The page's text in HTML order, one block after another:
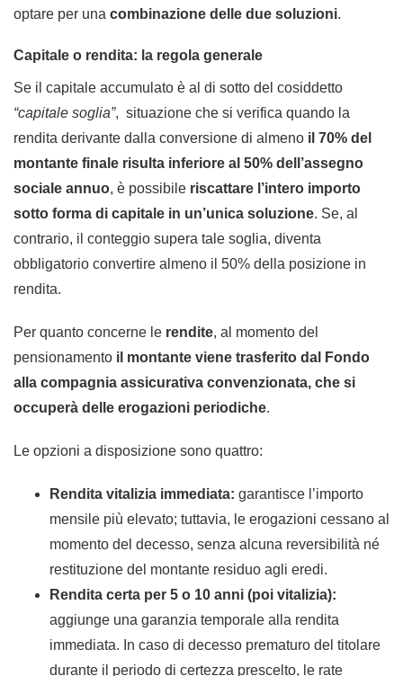
optare per una combinazione delle due soluzioni.
Capitale o rendita: la regola generale
Se il capitale accumulato è al di sotto del cosiddetto
“capitale soglia”, situazione che si verifica quando la
rendita derivante dalla conversione di almeno il 70% del
montante finale risulta inferiore al 50% dell’assegno
sociale annuo, è possibile riscattare l’intero importo
sotto forma di capitale in un’unica soluzione. Se, al
contrario, il conteggio supera tale soglia, diventa
obbligatorio convertire almeno il 50% della posizione in
rendita.
Per quanto concerne le rendite, al momento del
pensionamento il montante viene trasferito dal Fondo
alla compagnia assicurativa convenzionata, che si
occuperà delle erogazioni periodiche.
Le opzioni a disposizione sono quattro:
Rendita vitalizia immediata: garantisce l’importo
mensile più elevato; tuttavia, le erogazioni cessano al
momento del decesso, senza alcuna reversibilità né
restituzione del montante residuo agli eredi.
Rendita certa per 5 o 10 anni (poi vitalizia):
aggiunge una garanzia temporale alla rendita
immediata. In caso di decesso prematuro del titolare
durante il periodo di certezza prescelto, le rate